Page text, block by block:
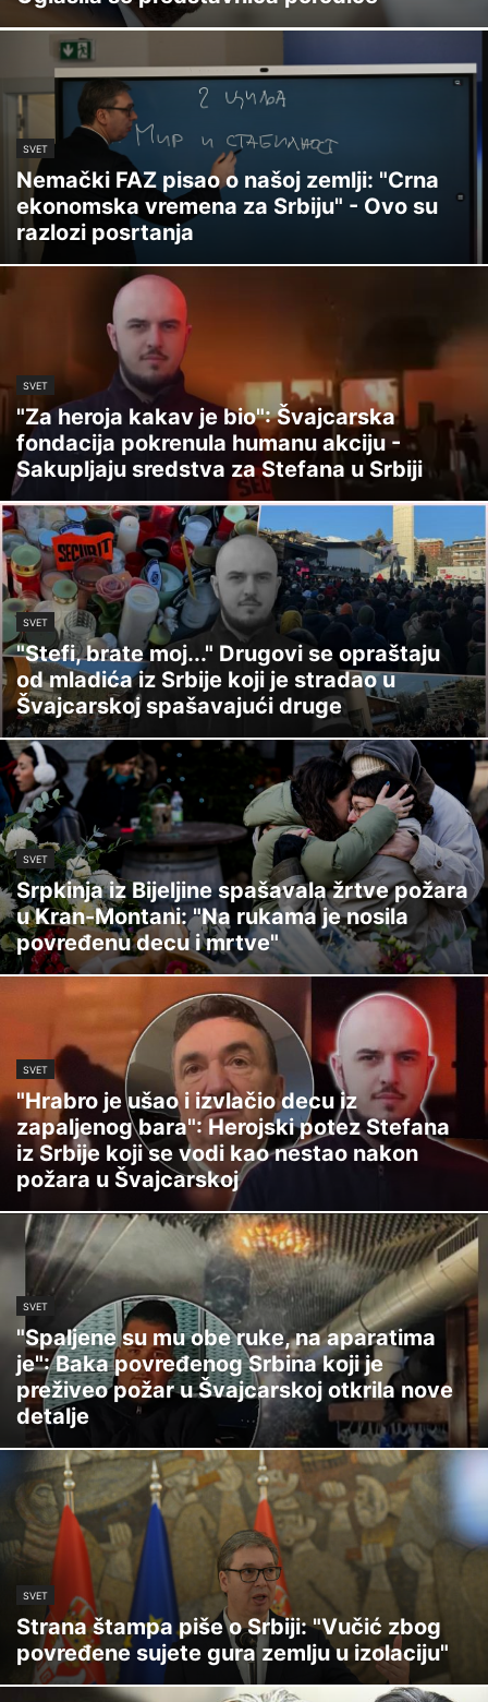
SVET
Nemački FAZ pisao o našoj zemlji: "Crna
ekonomska vremena za Srbiju" - Ovo su
razlozi posrtanja
SVET
"Za heroja kakav je bio": Švajcarska
fondacija pokrenula humanu akciju -
Sakupljaju sredstva za Stefana u Srbiji
SVET
"Stefi, brate moj..." Drugovi se opraštaju
od mladića iz Srbije koji je stradao u
Švajcarskoj spašavajući druge
SVET
Srpkinja iz Bijeljine spašavala žrtve požara
u Kran-Montani: "Na rukama je nosila
povređenu decu i mrtve"
SVET
"Hrabro je ušao i izvlačio decu iz
zapaljenog bara": Herojski potez Stefana
iz Srbije koji se vodi kao nestao nakon
požara u Švajcarskoj
SVET
"Spaljene su mu obe ruke, na aparatima
je": Baka povređenog Srbina koji je
preživeo požar u Švajcarskoj otkrila nove
detalje
SVET
Strana štampa piše o Srbiji: "Vučić zbog
povređene sujete gura zemlju u izolaciju"